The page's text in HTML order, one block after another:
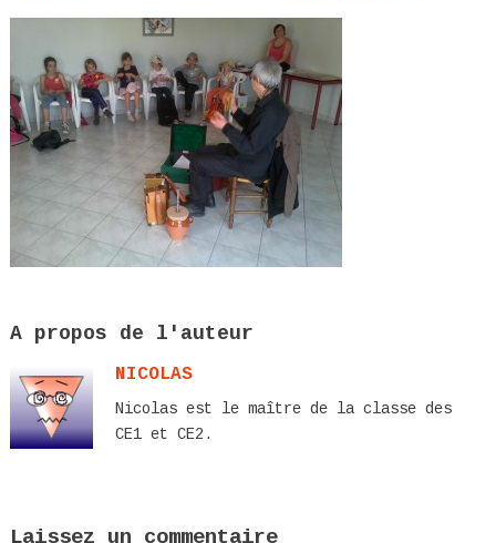
A propos de l'auteur
NICOLAS
Nicolas est le maître de la classe des
CE1 et CE2.
Laissez un commentaire